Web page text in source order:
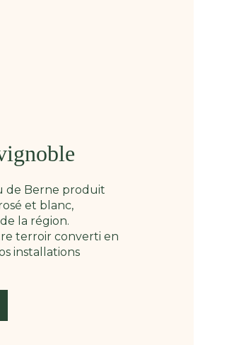
de Berne produit
et blanc,
la région.
terroir converti en
installations